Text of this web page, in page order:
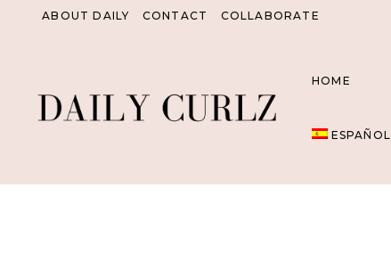
ABOUT DAILY CONTACT COLLABORATE
HOME
ESPAÑOL